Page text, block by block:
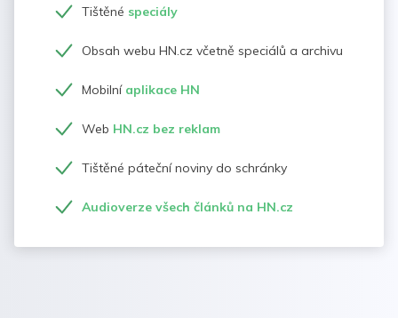
Tištěné speciály
Obsah webu HN.cz včetně speciálů a archivu
Mobilní aplikace HN
Web HN.cz bez reklam
Tištěné páteční noviny do schránky
Audioverze všech článků na HN.cz